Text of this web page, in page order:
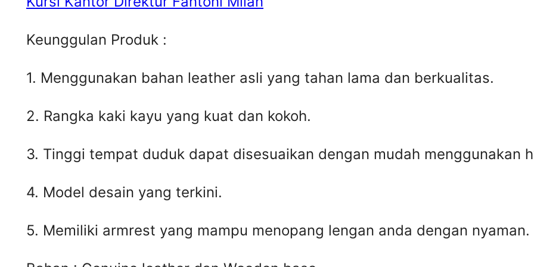
Keunggulan Produk :
1. Menggunakan bahan leather asli yang tahan lama dan berkualitas.
2. Rangka kaki kayu yang kuat dan kokoh.
3. Tinggi tempat duduk dapat disesuaikan dengan mudah menggunakan
4. Model desain yang terkini.
5. Memiliki armrest yang mampu menopang lengan anda dengan nyaman.